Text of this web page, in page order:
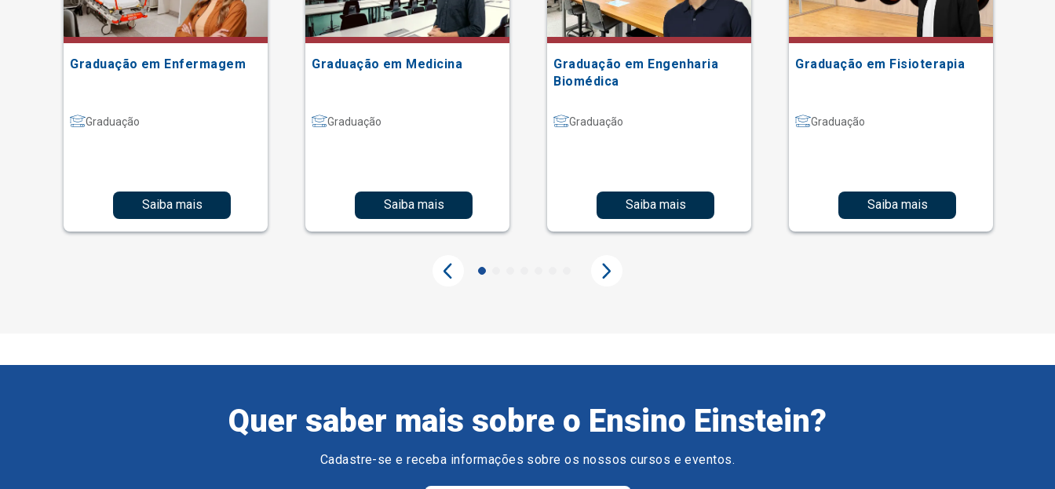
Graduação em Enfermagem
Graduação
Saiba mais
Graduação em Medicina
Graduação
Saiba mais
Graduação em Engenharia
Biomédica
Graduação
Saiba mais
Graduação em Fisioterapia
Graduação
Saiba mais
Quer saber mais sobre o Ensino Einstein?
Cadastre-se e receba informações sobre os nossos cursos e eventos.